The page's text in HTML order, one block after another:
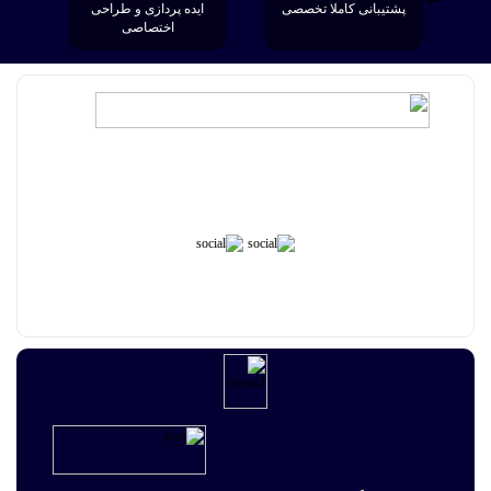
پشتیبانی کاملا تخصصی
ایده پردازی و طراحی
اختصاصی